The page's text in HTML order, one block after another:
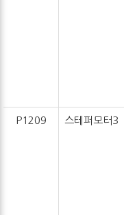
P1209 스테퍼모터3